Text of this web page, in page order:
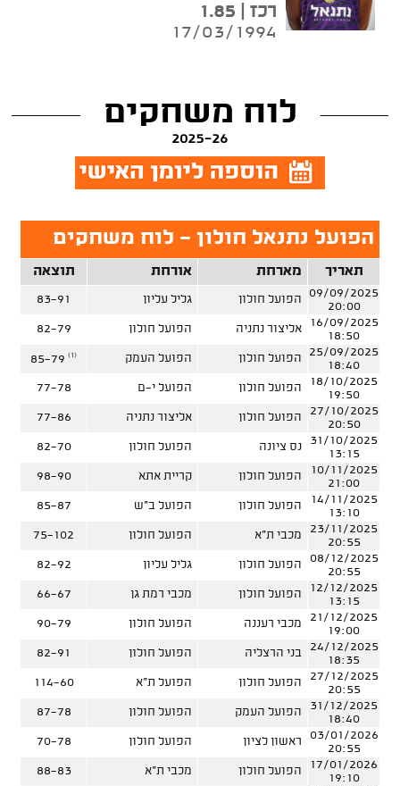
רכז | 1.85
17/03/1994
לוח משחקים
2025-26
הפועל נתנאל חולון - לוח משחקים
תאריך מארחת אורחת תוצאה
09/09/2025
20:00
הפועל חולון גליל עליון
83-91
16/09/2025
18:50
אליצור נתניה הפועל חולון
82-79
25/09/2025
18:40
הפועל חולון הפועל העמק 85-79 (1)
18/10/2025
19:50
הפועל חולון הפועל י-ם
77-78
27/10/2025
20:50
הפועל חולון אליצור נתניה
77-86
31/10/2025
13:15
נס ציונה הפועל חולון
82-70
10/11/2025
21:00
הפועל חולון קריית אתא
98-90
14/11/2025
13:10
הפועל חולון הפועל ב"ש
85-87
23/11/2025
20:55
מכבי ת"א הפועל חולון
75-102
08/12/2025
20:55
הפועל חולון גליל עליון
82-92
12/12/2025
13:15
הפועל חולון מכבי רמת גן
66-67
21/12/2025
19:00
מכבי רעננה הפועל חולון
90-79
24/12/2025
18:35
בני הרצליה הפועל חולון
82-91
27/12/2025
20:55
הפועל חולון הפועל ת"א
114-60
31/12/2025
18:40
הפועל העמק הפועל חולון
87-78
03/01/2026
20:55
ראשון לציון הפועל חולון
70-78
17/01/2026
19:10
הפועל חולון מכבי ת"א
88-83